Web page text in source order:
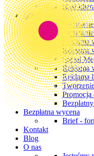
Nasi
Oferta
Reklama
Social
Reklama
Reklama
Promocja
Bezpłatna wycena
Brief -
Kontakt
Blog
O nas